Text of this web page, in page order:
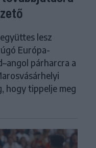
lesz
Európa-
párharcra a
hogy tippelje meg